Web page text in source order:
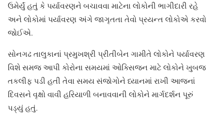
ઉમેર્યું હતું કે પર્યાવરણને બચાવવા માટેના લોકોની ભાગીદારી રહે
અને લોકોમાં પર્યાવરણ અંગે જાગૃતતા તેવો પ્રયન્ત લોકોએ કરવો
જોઈએ.
સોનગઢ તાલુકાનાં પ્રમુખશ્રી પ્રીતીબેન ગામીતે લોકોને પર્યાવરણ
વિશે સમજ આપી કોરોના સમયમાં ઓક્સિજન માટે લોકોને ખુબજ
તકલીફ પડી હતી તેવા સમય સંજોગોને ધ્યાનમાં રાખી આજનાં
દિવસને વૃક્ષો વાવી હરિયાળી બનાવવાની લોકોને માર્ગદર્શન પૂરું
પડ્યું હતું.